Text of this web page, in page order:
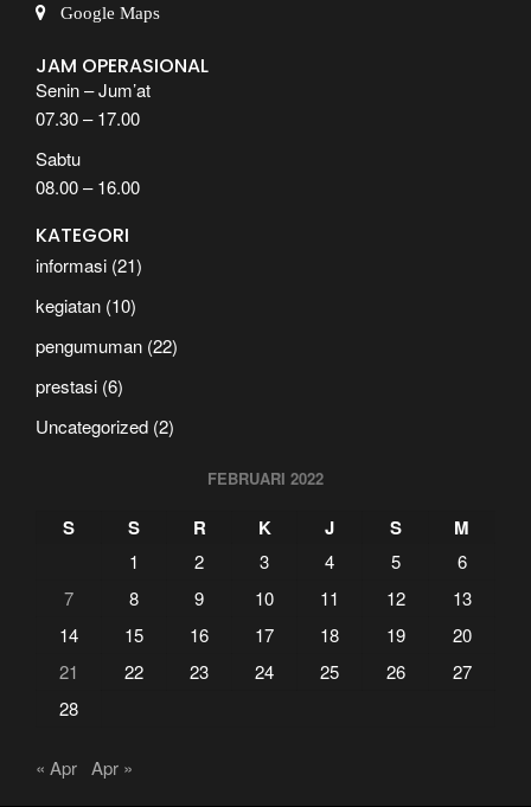
Google Maps
JAM OPERASIONAL
Senin – Jum’at
07.30 – 17.00
Sabtu
08.00 – 16.00
KATEGORI
informasi (21)
kegiatan (10)
pengumuman (22)
prestasi (6)
Uncategorized (2)
FEBRUARI 2022
S S R K J S M
1 2 3 4 5
6
7
8 9 10 11 12
13
14
15 16 17 18 19
20
21
22 23 24 25 26
27
28
« Apr Apr »